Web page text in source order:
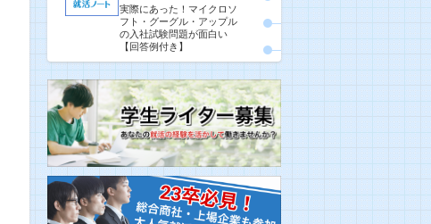
実際にあった！マイクロソ
フト・グーグル・アップル
の入社試験問題が面白い
【回答例付き】